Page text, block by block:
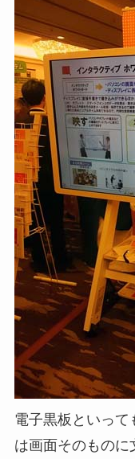
電子黒板といっ
は画面そのもの